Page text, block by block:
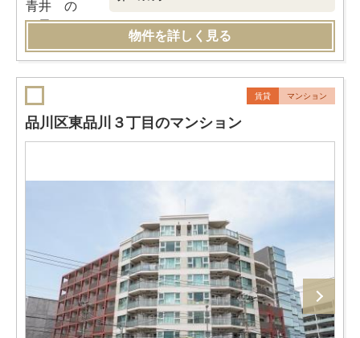
物件を詳しく見る
賃貸 マンション
品川区東品川３丁目のマンション